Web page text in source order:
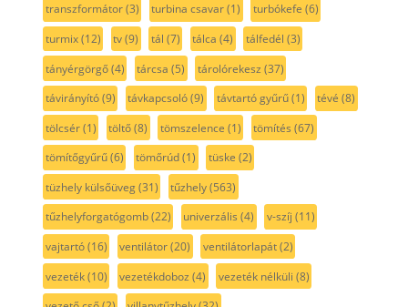
transzformátor(3) turbina csavar(1) turbókefe (6)
turmix(12) tv(9) tál (7) tálca (4) tálfedél (3)
tányérgörgő(4) tárcsa (5) tárolórekesz (37)
távirányító(9) távkapcsoló(9) távtartó gyűrű(1) tévé (8)
tölcsér(1) töltő(8) tömszelence (1) tömítés (67)
tömítőgyűrű(6) tömőrúd(1) tüske (2)
tüzhely külsőüveg(31) tűzhely(563)
tűzhelyforgatógomb(22) univerzális (4) v-szíj (11)
vajtartó(16) ventilátor(20) ventilátorlapát(2)
vezeték(10) vezetékdoboz (4) vezeték nélküli (8)